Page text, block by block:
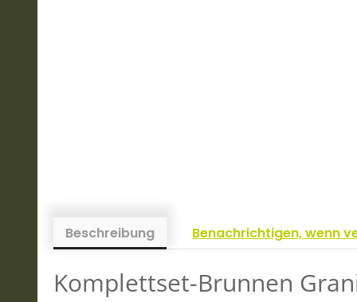
Beschreibung Benachrichtigen, wenn
Komplettset-Brunnen